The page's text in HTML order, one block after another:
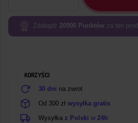
oryginalnyZdobądź 20900 Punktów za ten
KORZYŚCI
30 dni na zwrot
Od 300 zł wysyłka gratis
Wysyłka z Polski w 24h